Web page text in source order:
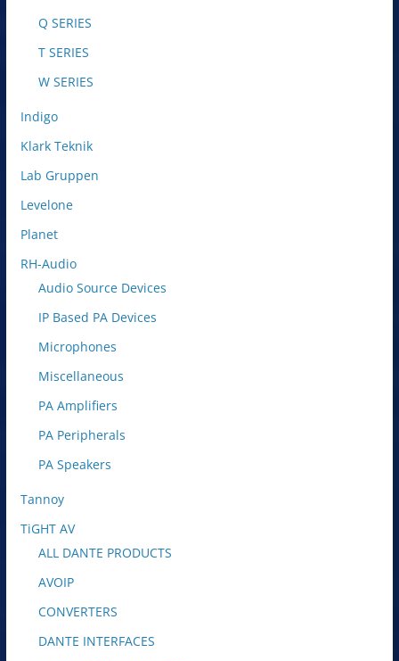
Q SERIES
T SERIES
W SERIES
Indigo
Klark Teknik
Lab Gruppen
Levelone
Planet
RH-Audio
Audio Source Devices
IP Based PA Devices
Microphones
Miscellaneous
PA Amplifiers
PA Peripherals
PA Speakers
Tannoy
TiGHT AV
ALL DANTE PRODUCTS
AVOIP
CONVERTERS
DANTE INTERFACES